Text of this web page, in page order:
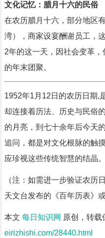
文化记忆：腊月十六的民俗
在农历腊月十六，部分地区
湾），商家设宴酬谢员工，
2年的这一天，因社会变革
的年末团聚。
1952年1月12日的农历日期,
却连接着历法、历史与民俗
的月亮，到七十余年后今天
追问，都是对文化根脉的触
应珍视这些传统智慧的结晶。
（注：如需进一步验证农历
天文台发布的《百年历表》
本文 每日知识网 原创，转载
eirizhishi.com/28440.html